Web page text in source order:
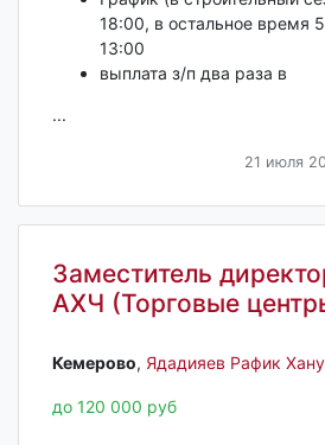
18:00, в остальное время
13:00
выплата з/п два раза в
...
21 июля
Заместитель
АХЧ (Торговые
Кемерово‎, Ядадияев Рафик
до 120 000 руб